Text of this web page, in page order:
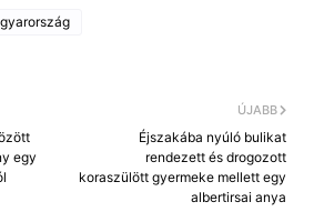
ÚJABB
Éjszakába nyúló bulikat
rendezett és drogozott
koraszülött gyermeke mellett egy
albertirsai anya
egy